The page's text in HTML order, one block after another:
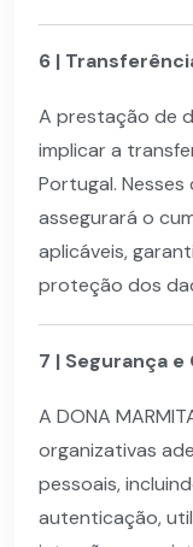
6 |
A prestação de
implicar a
Portugal. Nesses
assegurará o
aplicáveis,
proteção dos
7 | Segurança
A DONA
organizativas
pessoais,
autenticação,